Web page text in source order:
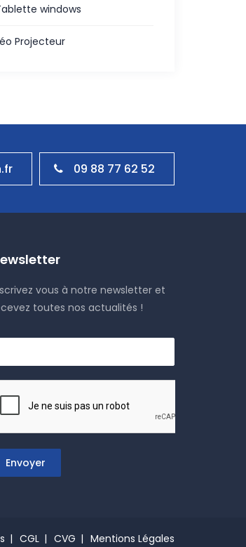
windows
Projecteur
09 88 77 62 52
vous à notre newsletter et
toutes nos actualités !
Envoyer
CGL CVG Mentions Légales